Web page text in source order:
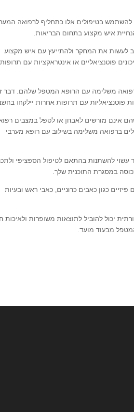
להשתמש בטיפולים אלו כתחליף לרפואה
איש מקצוע בתחום הבריאות.
לעשות את המחקר ולהתייעץ עם איש מקצוע
פוטנציאליים או אינטראקציות עם תרופות
משלימה עם הרופא המטפל שלהם. דבר
פוטנציאליות עם תרופות אחרות יילקחו
אינם מורשים לאבחן או לטפל במצבים
ברפואה משלימה בשילוב עם רופא מערבי
להשתנות בהתאם לטיפול הספציפי
במסגרת התוכנית שלך.
כגון כאבים כרוניים, כאבי ראש ובעיות
יכול להוביל לתוצאות משופרות ולאיכות
מבעוד מועד.